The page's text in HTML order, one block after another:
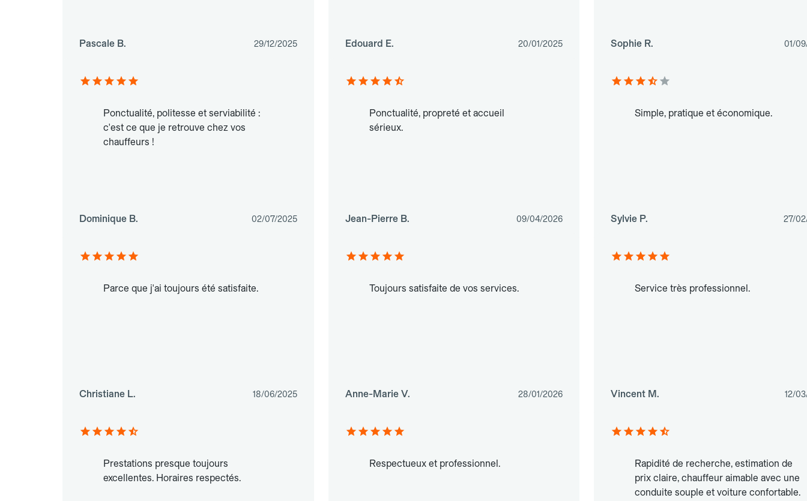
Pascale B. 29/12/2025 Edouard E. 20/01/2025 Sophie R. 01/
Ponctualité, politesse et serviabilité :
c'est ce que je retrouve chez vos
chauffeurs !
Dominique B. 02/07/2025
Ponctualité, propreté et accueil
sérieux.
Jean-Pierre B. 09/04/2026
Simple, pratique et économique.
Sylvie P. 27/
Parce que j'ai toujours été satisfaite.
Christiane L. 18/06/2025
Toujours satisfaite de vos services.
Anne-Marie V. 28/01/2026
Service très professionnel.
Vincent M. 12/
Prestations presque toujours
excellentes. Horaires respectés.
Respectueux et professionnel.
Rapidité de recherche, estimation de
prix claire, chauffeur aimable avec une
conduite souple et voiture confortable.